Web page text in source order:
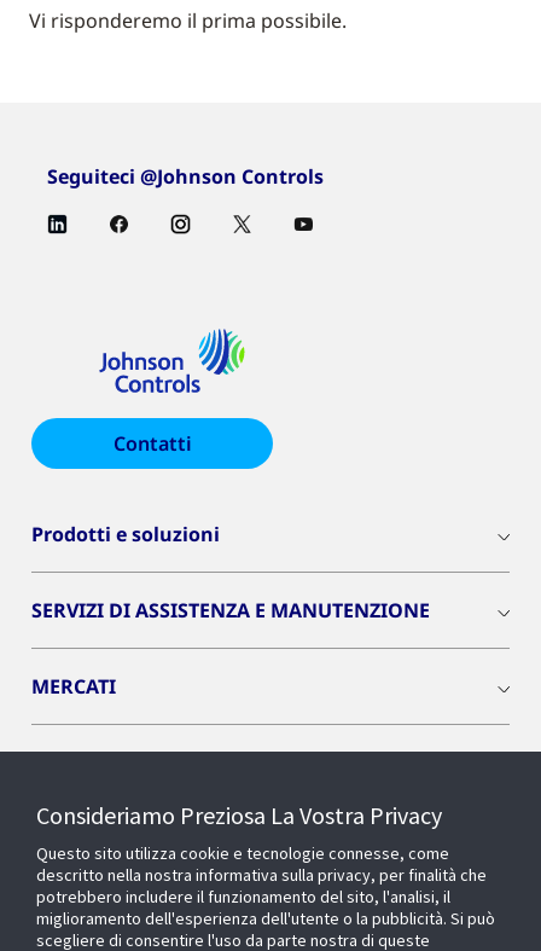
Vi risponderemo il prima possibile.
Seguiteci @Johnson Controls
Contatti
Prodotti e soluzioni
SERVIZI DI ASSISTENZA E MANUTENZIONE
MERCATI
OPENBLUE
Consideriamo Preziosa La Vostra Privacy
Questo sito utilizza cookie e tecnologie connesse, come
descritto nella nostra informativa sulla privacy, per finalità che
potrebbero includere il funzionamento del sito, l'analisi, il
miglioramento dell'esperienza dell'utente o la pubblicità. Si può
scegliere di consentire l'uso da parte nostra di queste